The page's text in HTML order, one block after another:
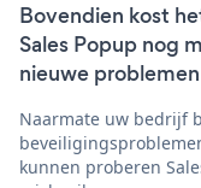
Bovendien kost
Sales Popup nog
nieuwe
Naarmate uw bedrijf
kunnen proberen